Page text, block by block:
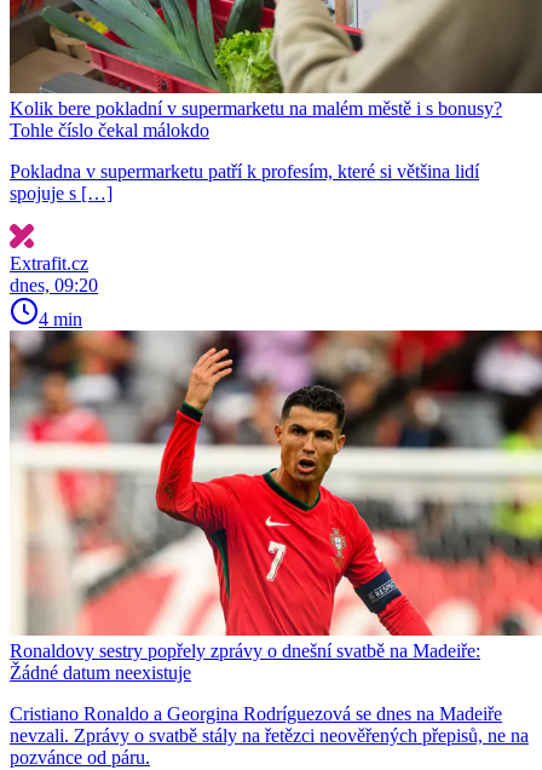
Kolik bere pokladní v supermarketu na malém městě i s bonusy?
Tohle číslo čekal málokdo
Pokladna v supermarketu patří k profesím, které si většina lidí
spojuje s […]
Extrafit.cz
dnes, 09:20
4 min
Ronaldovy sestry popřely zprávy o dnešní svatbě na Madeiře:
Žádné datum neexistuje
Cristiano Ronaldo a Georgina Rodríguezová se dnes na Madeiře
nevzali. Zprávy o svatbě stály na řetězci neověřených přepisů, ne na
pozvánce od páru.